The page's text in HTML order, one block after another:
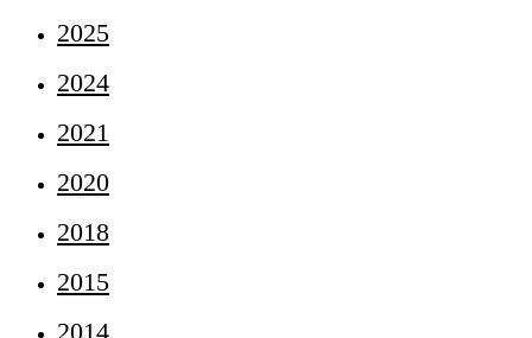
2025
2024
2021
2020
2018
2015
2014